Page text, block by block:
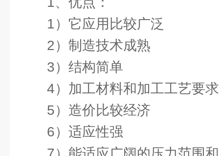
1）它应用比较广泛
2）制造技术成熟
3）结构简单
4）加工材料和加工工艺要
5）造价比较经济
6）适应性强